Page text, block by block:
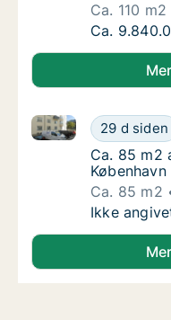
Ca. 110 m2
Ca. 110
Ca.
Ca. 85 m2
29 d siden
Ca. 85 m2
Ca. 85 m2
Ca. 85 m2
Ca. 85 m2
Ca. 85 m2
Ikke